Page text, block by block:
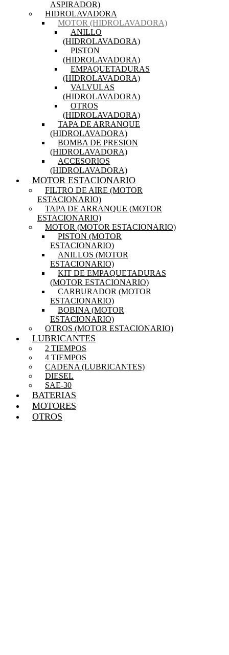
ASPIRADOR)
HIDROLAVADORA
MOTOR (HIDROLAVADORA)
ANILLO
(HIDROLAVADORA)
PISTON
(HIDROLAVADORA)
EMPAQUETADURAS
(HIDROLAVADORA)
VALVULAS
(HIDROLAVADORA)
OTROS
(HIDROLAVADORA)
TAPA DE ARRANQUE
(HIDROLAVADORA)
BOMBA DE PRESION
(HIDROLAVADORA)
ACCESORIOS
(HIDROLAVADORA)
MOTOR ESTACIONARIO
FILTRO DE AIRE (MOTOR
ESTACIONARIO)
TAPA DE ARRANQUE (MOTOR
ESTACIONARIO)
MOTOR (MOTOR ESTACIONARIO)
PISTON (MOTOR
ESTACIONARIO)
ANILLOS (MOTOR
ESTACIONARIO)
KIT DE EMPAQUETADURAS
(MOTOR ESTACIONARIO)
CARBURADOR (MOTOR
ESTACIONARIO)
BOBINA (MOTOR
ESTACIONARIO)
OTROS (MOTOR ESTACIONARIO)
LUBRICANTES
2 TIEMPOS
4 TIEMPOS
CADENA (LUBRICANTES)
DIESEL
SAE-30
BATERIAS
MOTORES
OTROS